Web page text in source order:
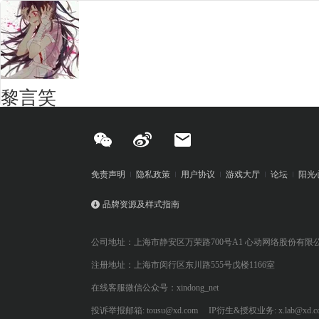
黎言笑
免责声明 隐私政策 用户协议 游戏大厅 论坛 阳光
品牌资源及样式指南
公司地址：上海市静安区万荣路700号A1 心动网络股份有限
注册地址：上海市闵行区东川路555号戊楼1166室
在线客服微信公众号：xindong_net
投诉举报邮箱: tousu@xd.com IP衍生&授权业务: